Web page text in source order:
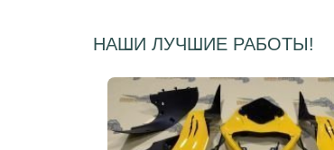
НАШИ ЛУЧШИЕ РАБОТЫ!